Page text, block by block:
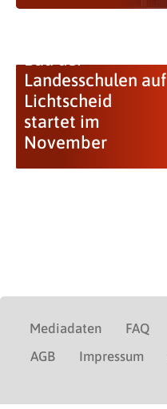
Landesschulen auf
Lichtscheid
startet im
November
Mediadaten FAQ
AGB
Impressum